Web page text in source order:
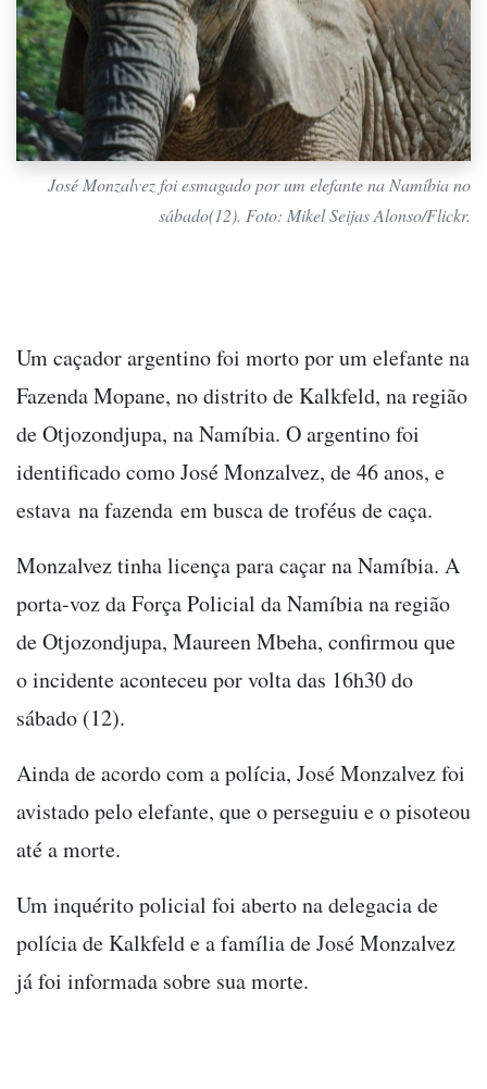
José Monzalvez foi esmagado por um elefante na Namíbia no
sábado(12). Foto: Mikel Seijas Alonso/Flickr.
Um caçador argentino foi morto por um elefante na
Fazenda Mopane, no distrito de Kalkfeld, na região
de Otjozondjupa, na Namíbia. O argentino foi
identificado como José Monzalvez, de 46 anos, e
estava na fazenda em busca de troféus de caça.
Monzalvez tinha licença para caçar na Namíbia. A
porta-voz da Força Policial da Namíbia na região
de Otjozondjupa, Maureen Mbeha, confirmou que
o incidente aconteceu por volta das 16h30 do
sábado (12).
Ainda de acordo com a polícia, José Monzalvez foi
avistado pelo elefante, que o perseguiu e o pisoteou
até a morte.
Um inquérito policial foi aberto na delegacia de
polícia de Kalkfeld e a família de José Monzalvez
já foi informada sobre sua morte.